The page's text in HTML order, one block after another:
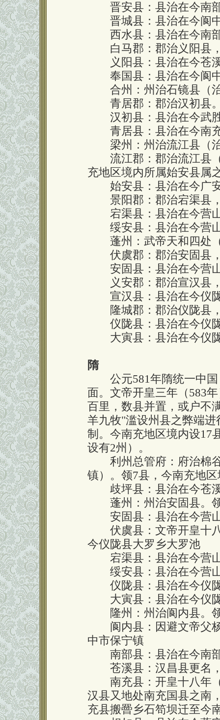
晋安县：县治在今南
晋城县：县治在今阆
西水县：县治在今南部
白马郡：郡治义阳县
义阳县：县治在今苍
奉国县：县治在今阆
合州：州治石镜县（
青居郡：郡治汉初县
汉初县：县治在今武
青居县：县治在今南
梁州：州治流江县（
流江郡：郡治流江县（
充地区境内所属始安县属
始安县：县治在今广
景阳郡：郡治宕渠县
宕渠县：县治在今营山
绥安县：县治在今营
蓬州：武帝天和四处（
伏虞郡：郡治安固县
安固县：县治在今营山
义安郡：郡治宣汉县
宣汉县：县治在今仪
隆城郡：郡治仪陇县
仪陇县：县治在今仪
大寅县：县治在今仪
隋
公元581年隋统一中国
面。文帝开皇三年（583
百里，数县并置，或户
羊九牧"滥设州县之弊端
制。今南充地区境内设17
设有2州）。
利州总管府：府治棉谷
镇）。领7县，今南充地
歧坪县：县治在今苍
蓬州：州治安固县。
安固县：县治在今营山
伏虞县：文帝开皇十八
今仪陇县大罗乡大罗池
宕渠县：县治在今营山
绥安县：县治在今营
仪陇县：县治在今仪
大寅县：县治在今仪
隆州：州治阆内县。
阆内县：因避文帝父杨
中市保宁镇
南部县：县治在今南
苍溪县：汉昌县更名，
南充县：开皇十八年（
汉县又地处南充国县之南
充县搬罾乡石笱坝迁至今